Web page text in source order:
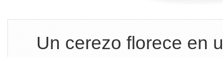
Un cerezo florece en